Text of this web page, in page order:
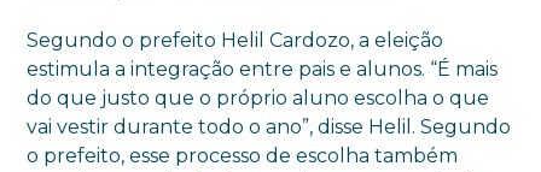
Segundo o prefeito Helil Cardozo, a eleição
estimula a integração entre pais e alunos. “É mais
do que justo que o próprio aluno escolha o que
vai vestir durante todo o ano”, disse Helil. Segundo
o prefeito, esse processo de escolha também